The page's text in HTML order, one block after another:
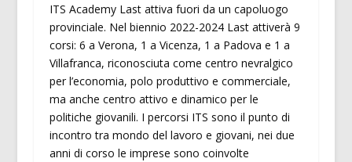
ITS Academy Last attiva fuori da un capoluogo
provinciale. Nel biennio 2022-2024 Last attiverà 9
corsi: 6 a Verona, 1 a Vicenza, 1 a Padova e 1 a
Villafranca, riconosciuta come centro nevralgico
per l’economia, polo produttivo e commerciale,
ma anche centro attivo e dinamico per le
politiche giovanili. I percorsi ITS sono il punto di
incontro tra mondo del lavoro e giovani, nei due
anni di corso le imprese sono coinvolte